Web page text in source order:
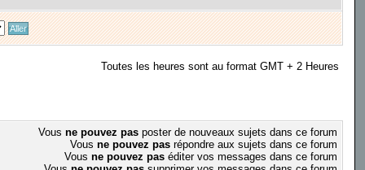
Toutes les heures sont au format GMT + 2 Heures
Vous ne pouvez pasposter de nouveaux sujets dans ce forum
Vous ne pouvez pasrépondre aux sujets dans ce forum
Vous ne pouvez paséditer vos messages dans ce forum